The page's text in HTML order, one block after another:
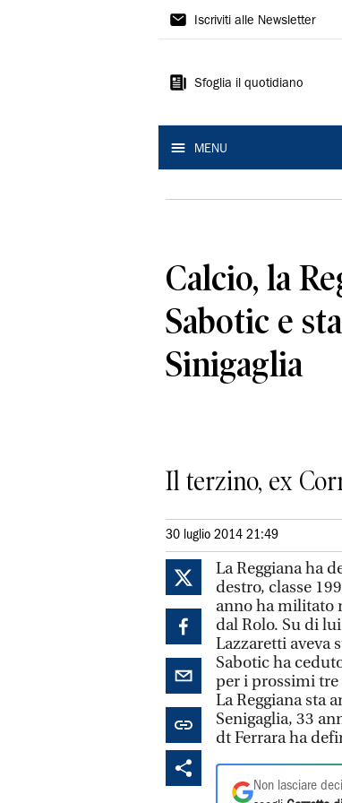
Gazzetta
Reggio
Iscriviti alle Newsletter
Sfoglia il quotidiano
MENU
Calcio, la
Sabotic e
Sinigaglia
Il terzino, ex
30 luglio 2014 21:49
La Reggiana ha
destro, classe
anno ha militato
dal Rolo. Su di
Lazzaretti aveva
Sabotic ha
per i prossimi tre
La Reggiana sta
Senigaglia, 33
dt Ferrara ha
Non lasciare